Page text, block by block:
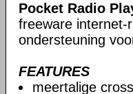
Pocket Radio
freeware internet-
ondersteuning
FEATURES
meertalige